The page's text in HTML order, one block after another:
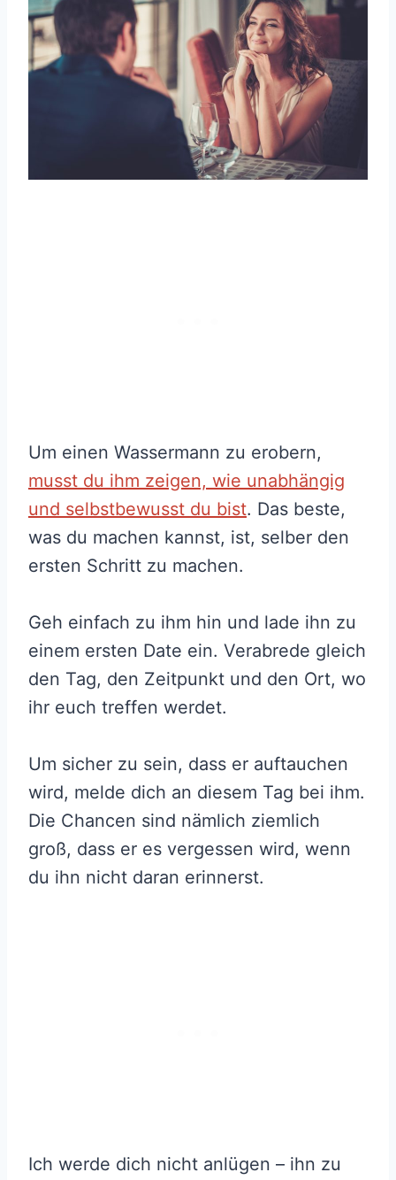
Um einen Wassermann zu erobern,
musst du ihm zeigen, wie unabhängig
und selbstbewusst du bist. Das beste,
was du machen kannst, ist, selber den
ersten Schritt zu machen.
Geh einfach zu ihm hin und lade ihn zu
einem ersten Date ein. Verabrede gleich
den Tag, den Zeitpunkt und den Ort, wo
ihr euch treffen werdet.
Um sicher zu sein, dass er auftauchen
wird, melde dich an diesem Tag bei ihm.
Die Chancen sind nämlich ziemlich
groß, dass er es vergessen wird, wenn
du ihn nicht daran erinnerst.
Ich werde dich nicht anlügen – ihn zu